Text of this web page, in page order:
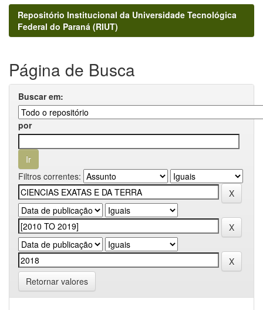
Repositório Institucional da Universidade Tecnológica
Federal do Paraná (RIUT)
Página de Busca
Buscar em:
por
Filtros correntes:
Retornar valores